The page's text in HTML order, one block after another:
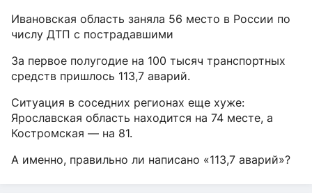
Ивановская область заняла 56 место в России по
числу ДТП с пострадавшими
За первое полугодие на 100 тысяч транспортных
средств пришлось 113,7 аварий.
Ситуация в соседних регионах еще хуже:
Ярославская область находится на 74 месте, а
Костромская — на 81.
А именно, правильно ли написано «113,7 аварий»?